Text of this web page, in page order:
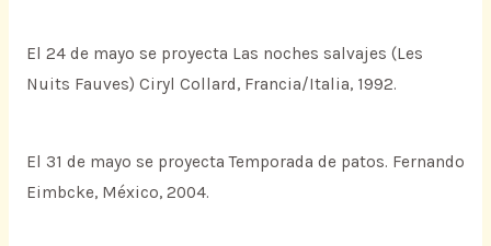
El 24 de mayo se proyecta Las noches salvajes (Les
Nuits Fauves) Ciryl Collard, Francia/Italia, 1992.
El 31 de mayo se proyecta Temporada de patos. Fernando
Eimbcke, México, 2004.